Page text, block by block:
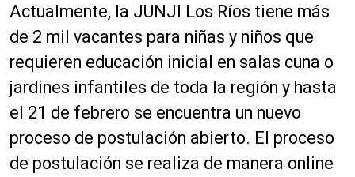
Actualmente, la JUNJI Los Ríos tiene más
de 2 mil vacantes para niñas y niños que
requieren educación inicial en salas cuna o
jardines infantiles de toda la región y hasta
el 21 de febrero se encuentra un nuevo
proceso de postulación abierto. El proceso
de postulación se realiza de manera online